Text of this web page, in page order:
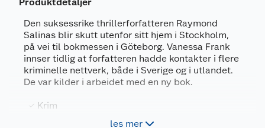
Den suksessrike thrillerforfatteren Raymond
Salinas blir skutt utenfor sitt hjem i Stockholm,
på vei til bokmessen i Göteborg. Vanessa Frank
innser tidlig at forfatteren hadde kontakter i flere
kriminelle nettverk, både i Sverige og i utlandet.
De var kilder i arbeidet med en ny bok.
Krim
les mer
Generelt
Artikkelnummer
9788205607293
Leverandørens
9788205607293